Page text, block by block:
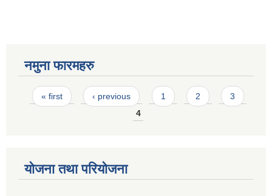
नमुना फारमहरु
Pages
« first ‹ previous 1 2
3
4
योजना तथा परियोजना